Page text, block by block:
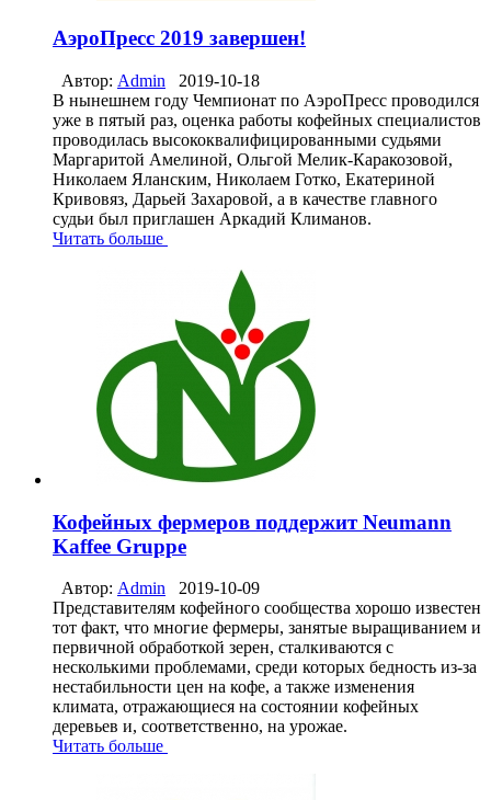
АэроПресс 2019 завершен!
Автор: Admin
2019-10-18
В нынешнем году Чемпионат по АэроПресс проводился
уже в пятый раз, оценка работы кофейных специалистов
проводилась высококвалифицированными судьями
Маргаритой Амелиной, Ольгой Мелик-Каракозовой,
Николаем Яланским, Николаем Готко, Екатериной
Кривовяз, Дарьей Захаровой, а в качестве главного
судьи был приглашен Аркадий Климанов.
Читать больше
Кофейных фермеров поддержит Neumann
Kaffee Gruppe
Автор: Admin
2019-10-09
Представителям кофейного сообщества хорошо известен
тот факт, что многие фермеры, занятые выращиванием и
первичной обработкой зерен, сталкиваются с
несколькими проблемами, среди которых бедность из-за
нестабильности цен на кофе, а также изменения
климата, отражающиеся на состоянии кофейных
деревьев и, соответственно, на урожае.
Читать больше